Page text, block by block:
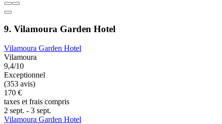
9. Vilamoura Garden Hotel
Vilamoura Garden Hotel
Vilamoura
9,4/10
Exceptionnel
(353 avis)
170 €
taxes et frais compris
2 sept. - 3 sept.
Vilamoura Garden Hotel